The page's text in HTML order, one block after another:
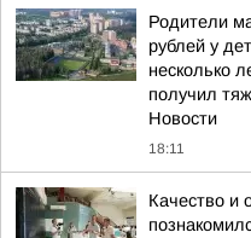
Родители
рублей у
несколько
получил
Новости
18:11
Качество и